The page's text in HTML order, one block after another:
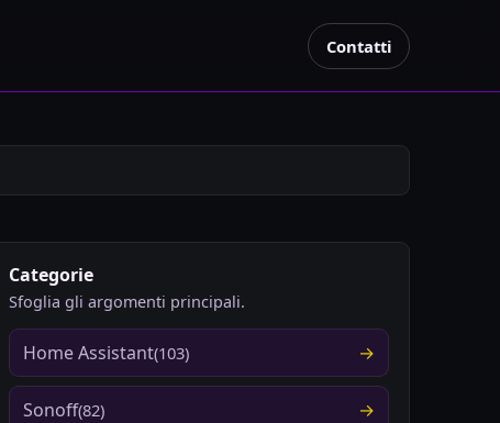
Contatti
Categorie
Sfoglia gli argomenti principali.
Home Assistant(103)
Sonoff(82)